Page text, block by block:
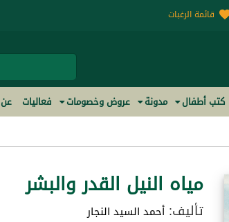
قائمة الرغبات
كتب أطفال مدونة عروض وخصومات فعاليات
مياه النيل القدر والبشر
تأليف: أحمد السيد النجار